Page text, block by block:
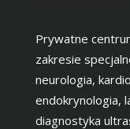
Prywatne
zakresie
neurologia,
endokrynologia,
diagnostyka